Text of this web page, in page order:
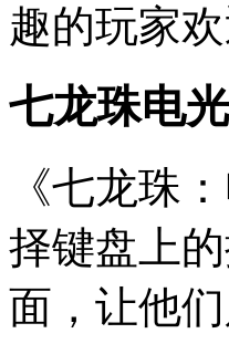
趣的玩家
七龙珠电
《七龙珠
择键盘上
面，让他